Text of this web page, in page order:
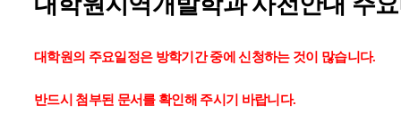
대학원의 주요일정은 방학기간 중에 신청하는 것이 많습니다.
반드시 첨부된 문서를 확인해 주시기 바랍니다.